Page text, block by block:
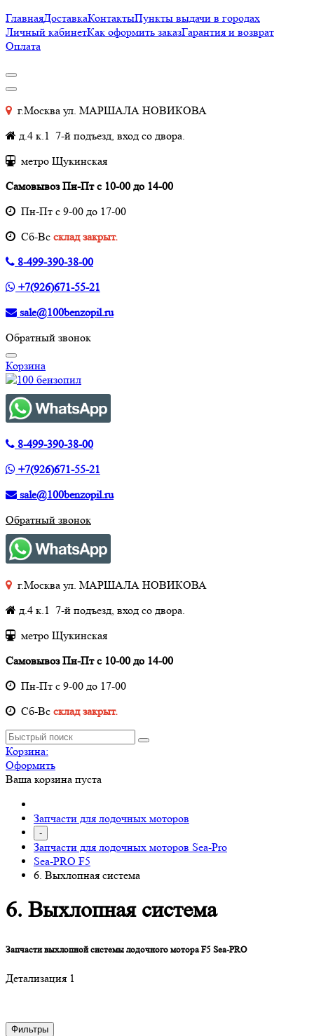
ГлавнаяДоставкаКонтактыПункты выдачи в городах
Личный кабинетКак оформить заказГарантия и возврат
Оплата
г.Москва ул. МАРШАЛА НОВИКОВА
д.4 к.1 7-й подъезд, вход со двора.
метро Щукинская
Самовывоз Пн-Пт с 10-00 до 14-00
Пн-Пт с 9-00 до 17-00
Cб-Вс склад закрыт.
8-499-390-38-00
+7(926)671-55-21
sale@100benzopil.ru
Обратный звонок
Корзина
8-499-390-38-00
+7(926)671-55-21
sale@100benzopil.ru
Обратный звонок
г.Москва ул. МАРШАЛА НОВИКОВА
д.4 к.1 7-й подъезд, вход со двора.
метро Щукинская
Самовывоз Пн-Пт с 10-00 до 14-00
Пн-Пт с 9-00 до 17-00
Cб-Вс склад закрыт.
Корзина:
Оформить
Ваша корзина пуста
Запчасти для лодочных моторов
-
Запчасти для лодочных моторов Sea-Pro
Sea-PRO F5
6. Выхлопная система
6. Выхлопная система
Запчасти выхлопной системы лодочного мотора F5 Sea-PRO
Детализация 1
Фильтры